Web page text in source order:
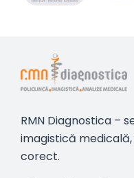
RMN Diagnostica –
imagistică
corect.